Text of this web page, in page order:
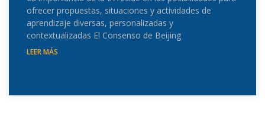
ofrecer propuestas, situaciones y actividades de
aprendizaje diversas, personalizadas y
contextualizadas El Consenso de Beijing
LEER MÁS